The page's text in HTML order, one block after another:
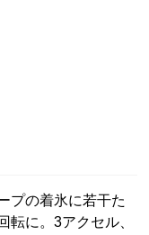
プの着氷に若干た
転に。3アクセル、